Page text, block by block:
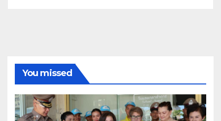
You missed